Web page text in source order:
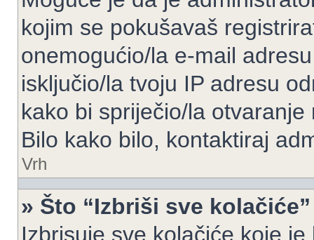
kojim se pokušavaš
onemogućio/la e-mail
isključio/la tvoju IP adresu
kako bi spriječio/la
Bilo kako bilo, kontaktiraj
Vrh
» Što “Izbriši sve
Izbrisuje sve kolačiće koje